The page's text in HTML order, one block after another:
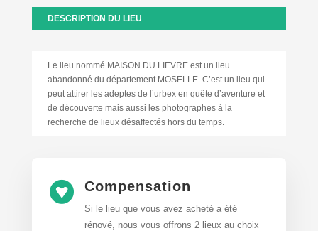
DESCRIPTION DU LIEU
Le lieu nommé MAISON DU LIEVRE est un lieu
abandonné du département MOSELLE. C’est un lieu qui
peut attirer les adeptes de l’urbex en quête d’aventure et
de découverte mais aussi les photographes à la
recherche de lieux désaffectés hors du temps.
 Compensation
Si le lieu que vous avez acheté a été
rénové, nous vous offrons 2 lieux au choix